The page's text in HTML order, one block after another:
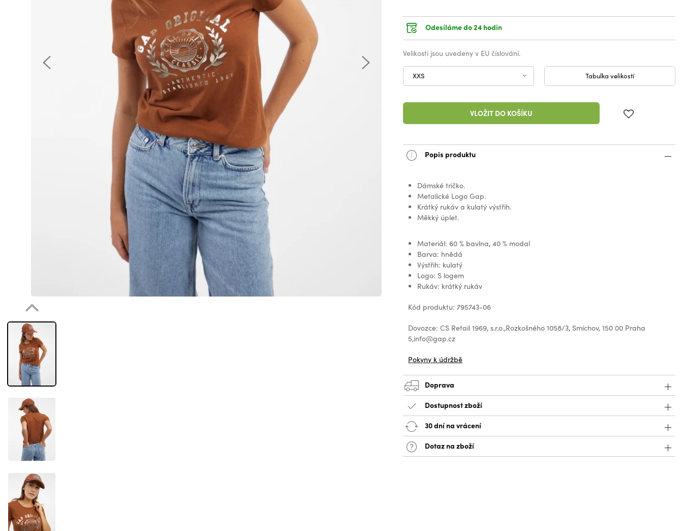
Odesíláme do 24 hodin
Velikosti jsou uvedeny v EU číslování.
XXS Tabulka velikostí
VLOŽIT DO KOŠÍKU
Popis produktu
Dámské tričko.
Metalické Logo Gap.
Krátký rukáv a kulatý výstřih.
Měkký úplet.
Materiál: 60 % bavlna, 40 % modal
Barva: hnědá
Výstřih: kulatý
Logo: S logem
Rukáv: krátký rukáv
Kód produktu: 795743-06
Dovozce: CS Retail 1969, s.r.o.,Rozkošného 1058/3, Smíchov, 150 00 Praha
5,info@gap.cz
Pokyny k údržbě
Doprava
Dostupnost zboží
30 dní na vrácení
Dotaz na zboží